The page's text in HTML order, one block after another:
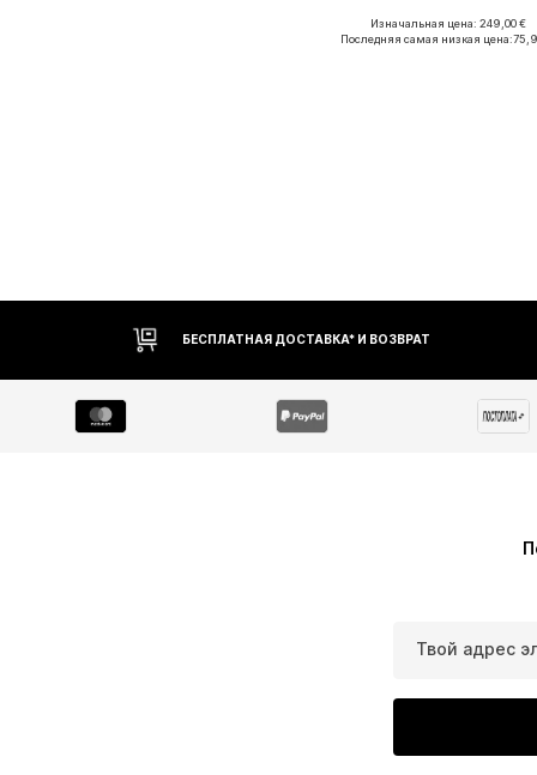
Доступные размеры: XS, S, S
Изначальная цена: 249,00 €
Последняя самая низкая цена:
БЕСПЛАТНАЯ ДОСТАВКА* И ВОЗВРАТ
Твой адрес